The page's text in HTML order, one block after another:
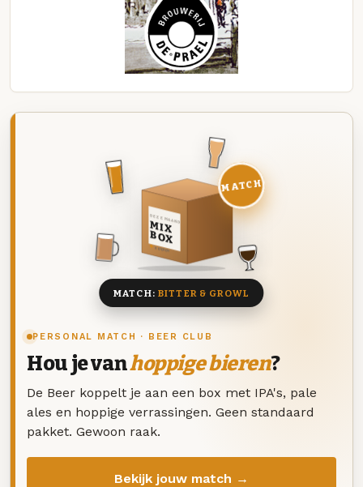
PERSONAL MATCH · BEER CLUB
Hou je vanhoppige bieren?
De Beer koppelt je aan een box met IPA's, pale
ales en hoppige verrassingen. Geen standaard
pakket. Gewoon raak.
Bekijk jouw match →
DEZE MAAND
MIX
BOX
8 BIEREN
MATCH
MATCH: BITTER & GROWL